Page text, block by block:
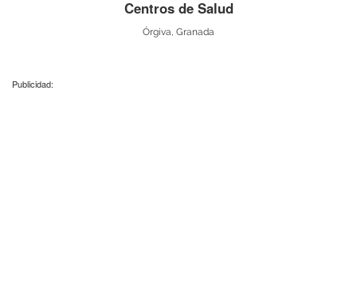
Centros de Salud
Órgiva, Granada
Publicidad: